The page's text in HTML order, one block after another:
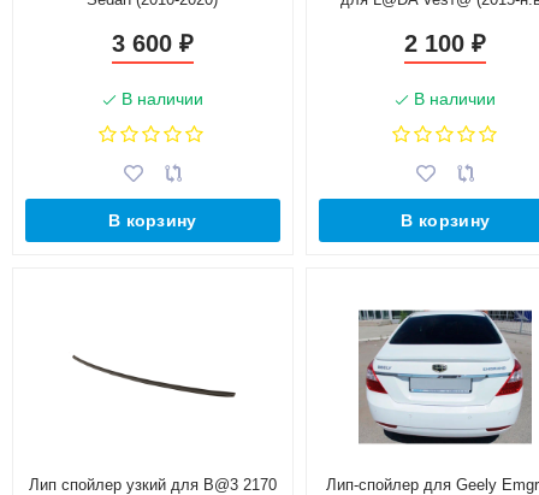
3 600 ₽
В наличии
В корзину
2 100₽
В наличии
В корзину
Лип спойлер узкий для B@3 2170
Лип-спойлер для Geely